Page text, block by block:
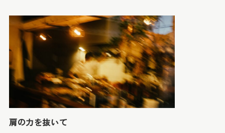
肩の力を抜いて